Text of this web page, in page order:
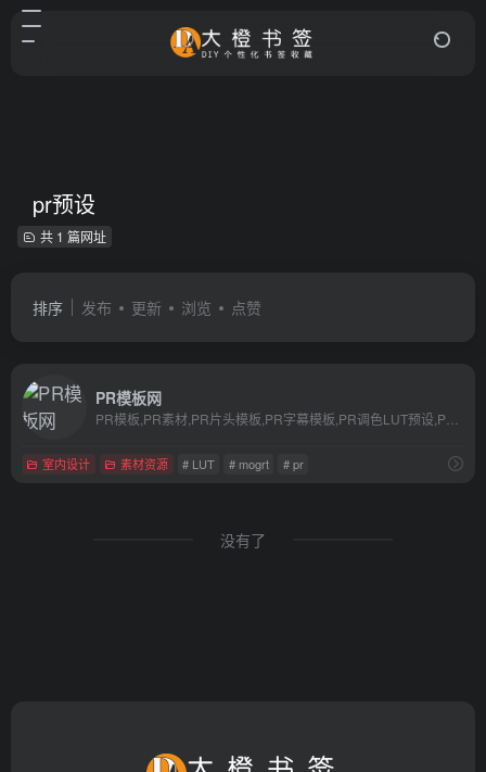
pr预设
共 1 篇网址
排序 发布 更新 浏览 点赞
PR模板网
室内设计 素材资源 # LUT # mogrt # pr
没有了